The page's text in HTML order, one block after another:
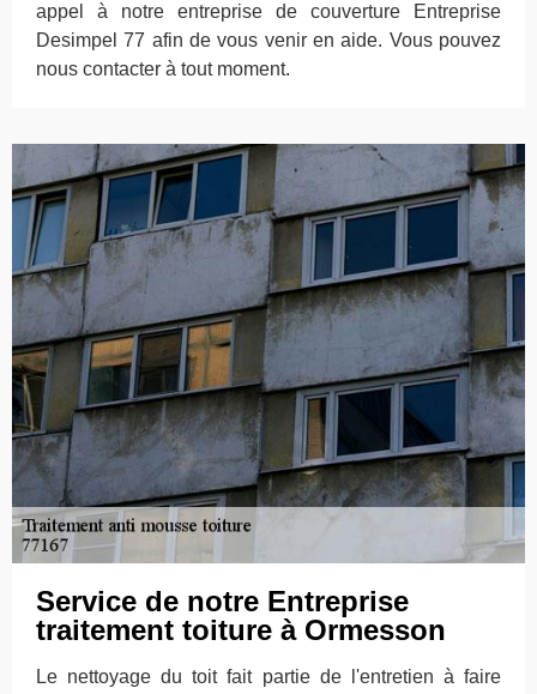
appel à notre entreprise de couverture Entreprise
Desimpel 77 afin de vous venir en aide. Vous pouvez
nous contacter à tout moment.
Service de notre Entreprise
traitement toiture à Ormesson
Le nettoyage du toit fait partie de l'entretien à faire